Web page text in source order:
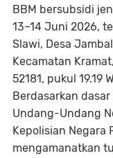
BBM bersubsidi
13–14 Juni 2026,
Slawi, Desa
Kecamatan
52181, pukul 19.19
Berdasarkan
Undang-Undang
Kepolisian Negara
mengamanatkan